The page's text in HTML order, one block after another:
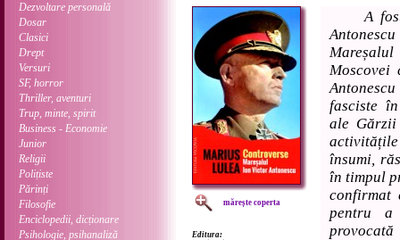
Dezvoltare personală
Dosar
Clasici
Drept
Versuri
SF, horror
Thriller, aventuri
Trup, minte, spirit
Business - Economie
Junior
Religii
Polițiste
Părinți
Filosofie
Enciclopedii, dicționare
Psihologie, psihanaliză
mărește coperta
Editura:
A
Moscovei
fasciste
ale
însumi,
în timpul
confirmat
pentru a